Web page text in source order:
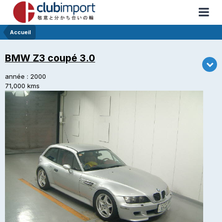
Accueil
BMW Z3 coupé 3.0
année : 2000
71,000 kms